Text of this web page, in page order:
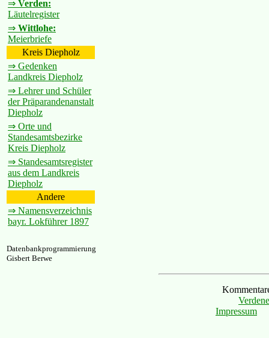
⇒ Verden:
Läutelregister
⇒ Wittlohe:
Meierbriefe
Kreis Diepholz
⇒ Gedenken
Landkreis Diepholz
⇒ Lehrer und Schüler
der Präparandenanstalt
Diepholz
⇒ Orte und
Standesamtsbezirke
Kreis Diepholz
⇒ Standesamtsregister
aus dem Landkreis
Diepholz
Andere
⇒ Namensverzeichnis
bayr. Lokführer 1897
Datenbankprogrammierung
Gisbert Berwe
Impressum